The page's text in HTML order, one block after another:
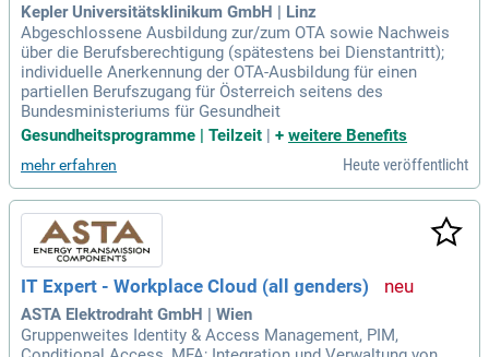
Kepler Universitätsklinikum GmbH | Linz
Abgeschlossene Ausbildung zur/zum OTA sowie Nachweis
über die Berufsberechtigung (spätestens bei Dienstantritt);
individuelle Anerkennung der OTA-Ausbildung für einen
partiellen Berufszugang für Österreich seitens des
Bundesministeriums für Gesundheit
Gesundheitsprogramme | Teilzeit | + weitere Benefits
mehr erfahren Heute veröffentlicht
IT Expert - Workplace Cloud (all genders)
ASTA Elektrodraht GmbH | Wien
Gruppenweites Identity & Access Management, PIM,